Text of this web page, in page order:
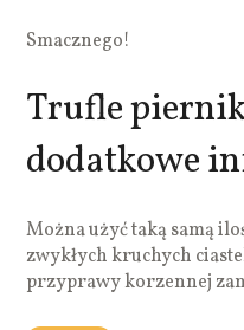
Smacznego!
Trufle
dodatkowe
Można użyć taką samą
zwykłych kruchych
przyprawy korzennej